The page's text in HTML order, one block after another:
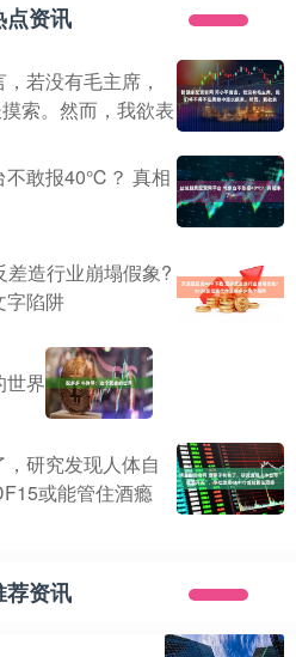
点资讯
若没有毛主席，
索。然而，我欲表
不敢报40℃？ 真相
造行业崩塌假象?
字陷阱
世界
研究发现人体自
或能管住酒瘾
荐资讯